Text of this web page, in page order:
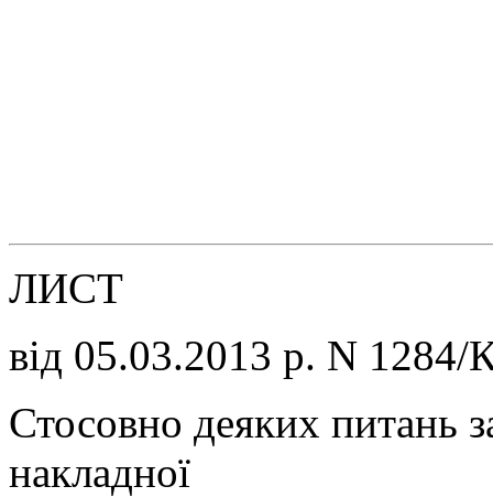
ЛИСТ
від 05.03.2013 р. N 1284/
Стосовно деяких питань
накладної